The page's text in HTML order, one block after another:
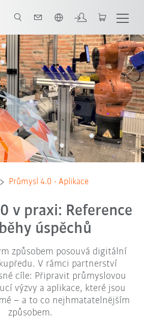
Průmysl 4.0 - Aplikace
v praxi: Reference
úspěchů
způsobem posouvá digitální
V rámci partnerství
cíle: Připravit průmyslovou
výzvy a aplikace, které jsou
– a to co nejhmatatelnějším
způsobem.